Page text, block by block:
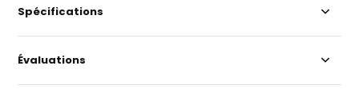
Spécifications
Évaluations